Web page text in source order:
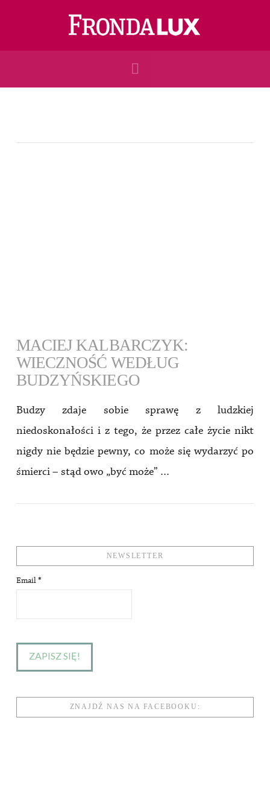
VIEW POST
MACIEJ KALBARCZYK:
WIECZNOŚĆ WEDŁUG
BUDZYŃSKIEGO
Budzy zdaje sobie sprawę z ludzkiej
niedoskonałości i z tego, że przez całe życie nikt
nigdy nie będzie pewny, co może się wydarzyć po
śmierci – stąd owo „być może” …
NEWSLETTER
Email*
ZNAJDŹ NAS NA FACEBOOKU: